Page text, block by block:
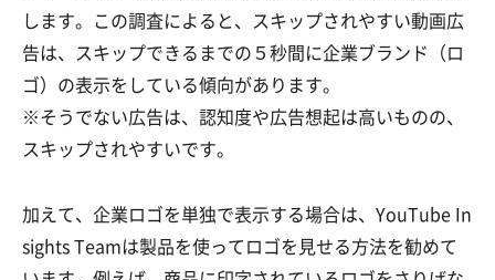
します。この調査によると、スキップされやすい動画広
告は、スキップできるまでの５秒間に企業ブランド（ロ
ゴ）の表示をしている傾向があります。
※そうでない広告は、認知度や広告想起は高いものの、
スキップされやすいです。
加えて、企業ロゴを単独で表示する場合は、YouTube In
sights Teamは製品を使ってロゴを見せる方法を勧めて